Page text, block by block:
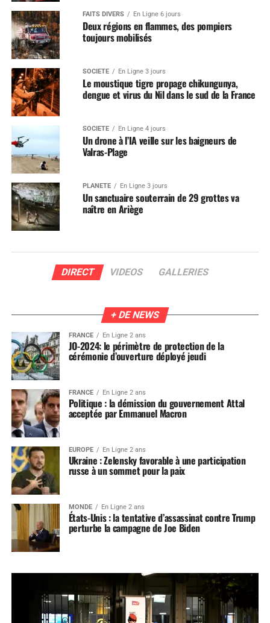
FAITS DIVERS En Ligne 6 jours
Deux régions en flammes, des pompiers
toujours mobilisés
SOCIÉTÉ En Ligne 3 jours
Le moustique tigre propage chikungunya,
dengue et virus du Nil dans le sud de la France
SOCIÉTÉ En Ligne 4 jours
Un drone à l’IA veille sur les baigneurs de
Valras-Plage
PLANÈTE En Ligne 3 jours
Un sanctuaire souterrain de 29 grottes va
naître en Ariège
DIRECT VIDEOS GALLERIES
+ DE NEWS
FRANCE En Ligne 2 ans
JO-2024: le périmètre de protection de la
cérémonie d’ouverture déployé jeudi
FRANCE En Ligne 2 ans
Politique : la démission du gouvernement Attal
acceptée par Emmanuel Macron
EUROPE En Ligne 2 ans
Ukraine : Zelensky favorable à une participation
russe à un sommet pour la paix
MONDE En Ligne 2 ans
États-Unis : la tentative d’assassinat contre Trump
perturbe la campagne de Joe Biden